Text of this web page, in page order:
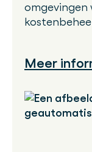
omgevingen
Meer